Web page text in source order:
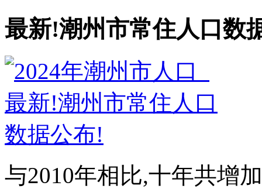
最新!潮州市常住人口数
与2010年相比,十年共增